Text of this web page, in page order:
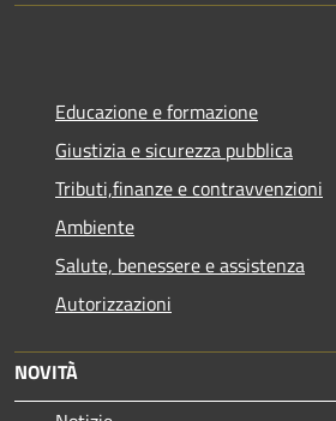
Educazione e formazione
Giustizia e sicurezza pubblica
Tributi,finanze e contravvenzioni
Ambiente
Salute, benessere e assistenza
Autorizzazioni
NOVITÀ